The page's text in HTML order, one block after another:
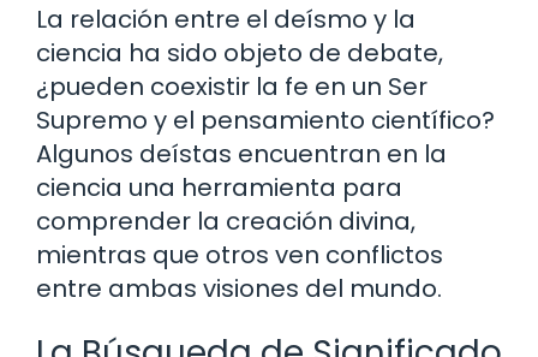
La relación entre el deísmo y la
ciencia ha sido objeto de debate,
¿pueden coexistir la fe en un Ser
Supremo y el pensamiento científico?
Algunos deístas encuentran en la
ciencia una herramienta para
comprender la creación divina,
mientras que otros ven conflictos
entre ambas visiones del mundo.